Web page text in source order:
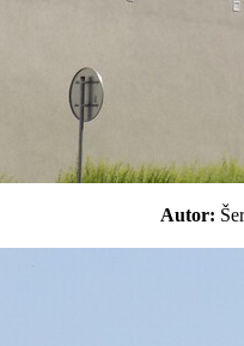
Autor: